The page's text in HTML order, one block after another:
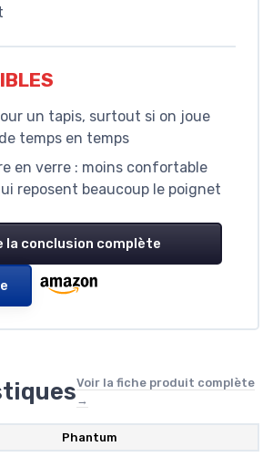
un tapis, surtout si on joue
temps en temps
en verre : moins confortable
reposent beaucoup le poignet
la conclusion complète
Voir la fiche produit complète
→
Phantum